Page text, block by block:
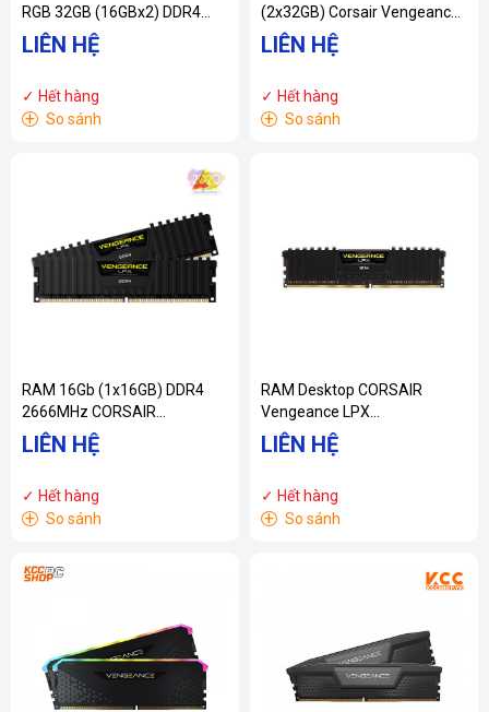
RGB 32GB (16GBx2) DDR4
3000MHz
CMT32GX4M2C3000C15
LIÊN HỆ
✓ Hết hàng
+ So sánh
(2x32GB) Corsair Vengeance
RGB Pro
CMW64GX4M2E3200C16
LIÊN HỆ
✓ Hết hàng
+ So sánh
RAM 16Gb (1x16GB) DDR4
2666MHz CORSAIR
Vengeance LPX
CMK16GX4M1A2666C16
LIÊN HỆ
✓ Hết hàng
+ So sánh
RAM Desktop CORSAIR
Vengeance LPX
(CMK8GX4M1A2666C16 )
8GB (1x8GB) DDR4 2666MHz
LIÊN HỆ
✓ Hết hàng
+ So sánh